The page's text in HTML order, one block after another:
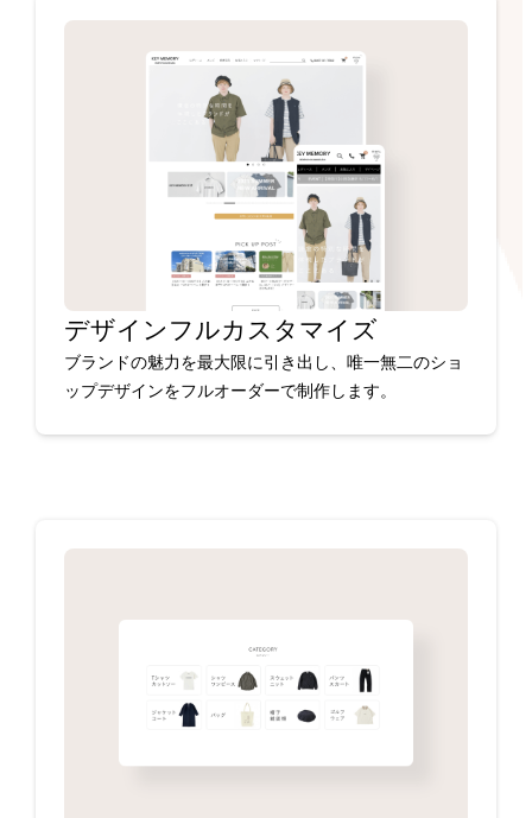
デザインフルカスタマイズ
ブランドの魅力を最大限に引き出し、唯一無二のショ
ップデザインをフルオーダーで制作します。